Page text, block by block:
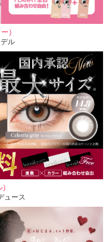
）
ル
ュース